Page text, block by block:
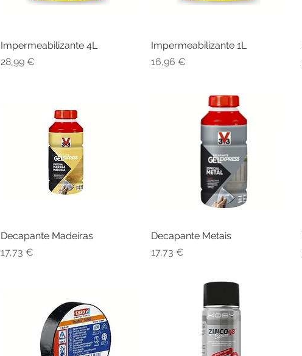
Visualização rápida
Impermeabilizante 4L
Preço
28,99 €
Visualização rápida
Impermeabilizante 1L
Preço
16,96 €
Visualização rápida
Decapante Madeiras
Preço
17,73 €
Visualização rápida
Decapante Metais
Preço
17,73 €